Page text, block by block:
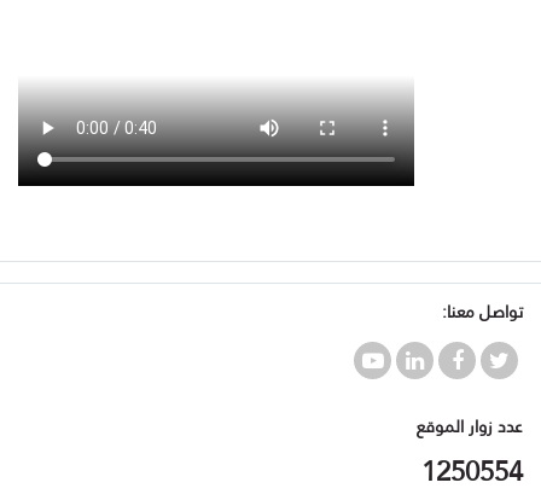
تواصل معنا:
عدد زوار الموقع
1250554